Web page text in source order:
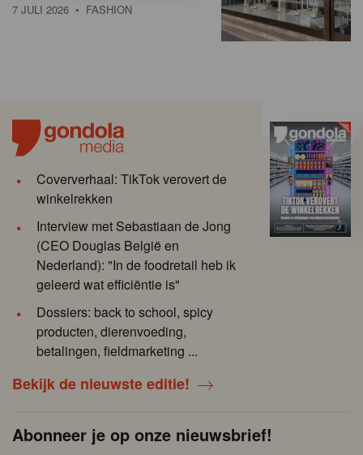
7 JULI 2026 • FASHION
Coververhaal: TikTok verovert de
winkelrekken
Interview met Sebastiaan de Jong
(CEO Douglas België en
Nederland): "In de foodretail heb ik
geleerd wat efficiëntie is"
Dossiers: back to school, spicy
producten, dierenvoeding,
betalingen, fieldmarketing ...
Bekijk de nieuwste editie!
Abonneer je op onze nieuwsbrief!